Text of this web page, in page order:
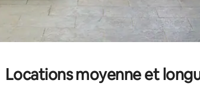
Locations moyenne et